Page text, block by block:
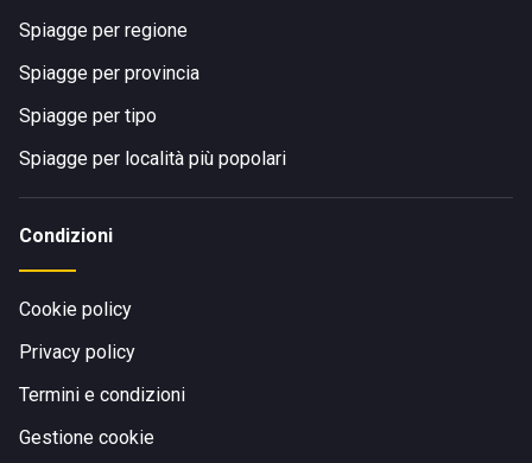
Spiagge per regione
Spiagge per provincia
Spiagge per tipo
Spiagge per località più popolari
Condizioni
Cookie policy
Privacy policy
Termini e condizioni
Gestione cookie